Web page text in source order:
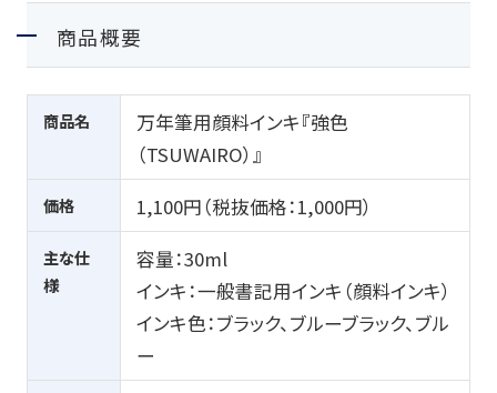
商品概要
商品名
万年筆用顔料インキ『強色
（TSUWAIRO）』
価格 1,100円（税抜価格：1,000円）
主な仕
様
容量：30ml
インキ：一般書記用インキ（顔料インキ）
インキ色：ブラック、ブルーブラック、ブル
ー